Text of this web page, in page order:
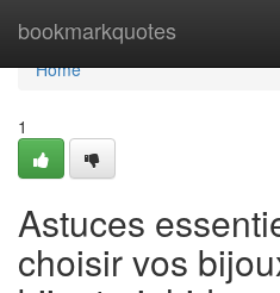
bookmarkquotes
Home
Home
1
Astuces
choisir vos